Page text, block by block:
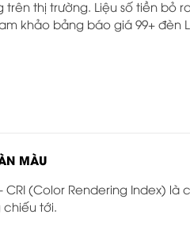
trên thị trường. Liệu số tiền bỏ
khảo bảng báo giá 99+ đèn
MÀU
CRI (Color Rendering Index)
tới.